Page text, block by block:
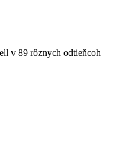
v 89 rôznych odtieňcoh